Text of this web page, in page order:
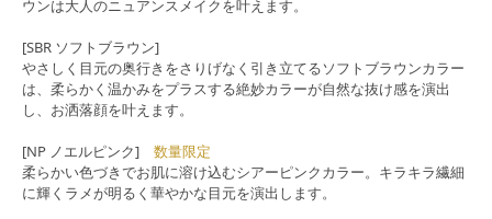
ウンは大人のニュアンスメイクを叶えます。
[SBR ソフトブラウン]
やさしく目元の奥行きをさりげなく引き立てるソフトブラウンカラー
は、柔らかく温かみをプラスする絶妙カラーが自然な抜け感を演出
し、お洒落顔を叶えます。
[NP ノエルピンク] 数量限定
柔らかい色づきでお肌に溶け込むシアーピンクカラー。キラキラ繊細
に輝くラメが明るく華やかな目元を演出します。